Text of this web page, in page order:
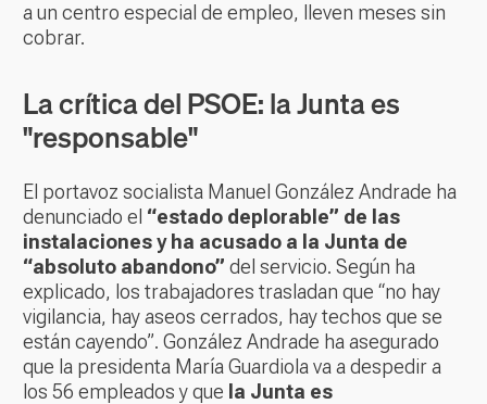
a un centro especial de empleo, lleven meses sin
cobrar.
La crítica del PSOE: la Junta es
"responsable"
El portavoz socialista Manuel González Andrade ha
denunciado el “estado deplorable” de las
instalaciones y ha acusado a la Junta de
“absoluto abandono” del servicio. Según ha
explicado, los trabajadores trasladan que “no hay
vigilancia, hay aseos cerrados, hay techos que se
están cayendo”. González Andrade ha asegurado
que la presidenta María Guardiola va a despedir a
los 56 empleados y que la Junta es